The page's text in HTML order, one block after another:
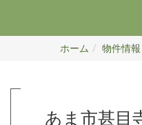
ホーム 物件情報
あま市甚